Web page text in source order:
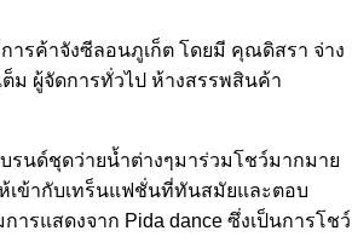
ารค้าจังซีลอนภูเก็ต โดยมี คุณดิสรา จ่าง
ม ผู้จัดการทั่วไป ห้างสรรพสินค้า
รนด์ชุดว่ายน้ำต่างๆมาร่วมโชว์มากมาย
ห้เข้ากับเทร็นแฟชั่นที่ทันสมัยและตอบ
รแสดงจาก Pida dance ซึ่งเป็นการโชว์